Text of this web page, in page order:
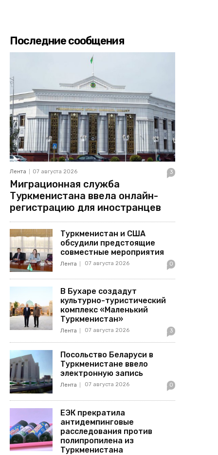
Последние сообщения
Лента 07 августа 2026 3
Миграционная служба
Туркменистана ввела онлайн-
регистрацию для иностранцев
Туркменистан и США
обсудили предстоящие
совместные мероприятия
Лента 07 августа 2026 0
В Бухаре создадут
культурно-туристический
комплекс «Маленький
Туркменистан»
Лента 07 августа 2026 3
Посольство Беларуси в
Туркменистане ввело
электронную запись
Лента 07 августа 2026 0
ЕЭК прекратила
антидемпинговые
расследования против
полипропилена из
Туркменистана